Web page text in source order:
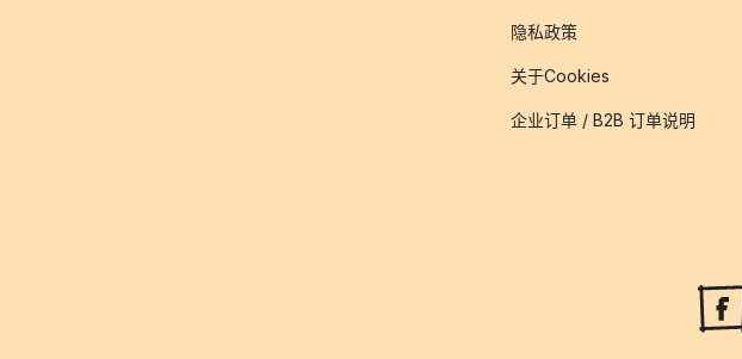
隐私政策
关于Cookies
企业订单 / B2B 订单说明